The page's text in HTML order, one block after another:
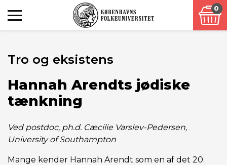
0
Tro og eksistens
Hannah Arendts jødiske
tænkning
Ved postdoc, ph.d. Cæcilie Varslev-Pedersen,
University of Southampton
Mange kender Hannah Arendt som en af det 20.